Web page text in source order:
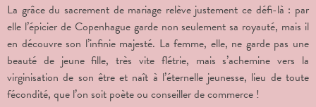
La grâce du sacrement de mariage relève justement ce défi-là : par
elle l’épicier de Copenhague garde non seulement sa royauté, mais il
en découvre son l’infinie majesté. La femme, elle, ne garde pas une
beauté de jeune fille, très vite flétrie, mais s’achemine vers la
virginisation de son être et naît à l’éternelle jeunesse, lieu de toute
fécondité, que l’on soit poète ou conseiller de commerce !